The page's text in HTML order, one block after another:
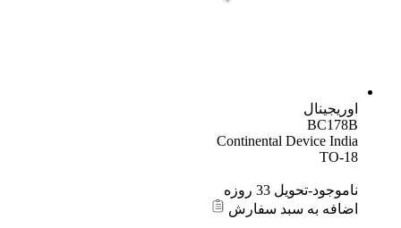
اوریجینال
BC178B
Continental Device India
TO-18
ناموجود-تحویل 33 روزه
اضافه به سبد سفارش